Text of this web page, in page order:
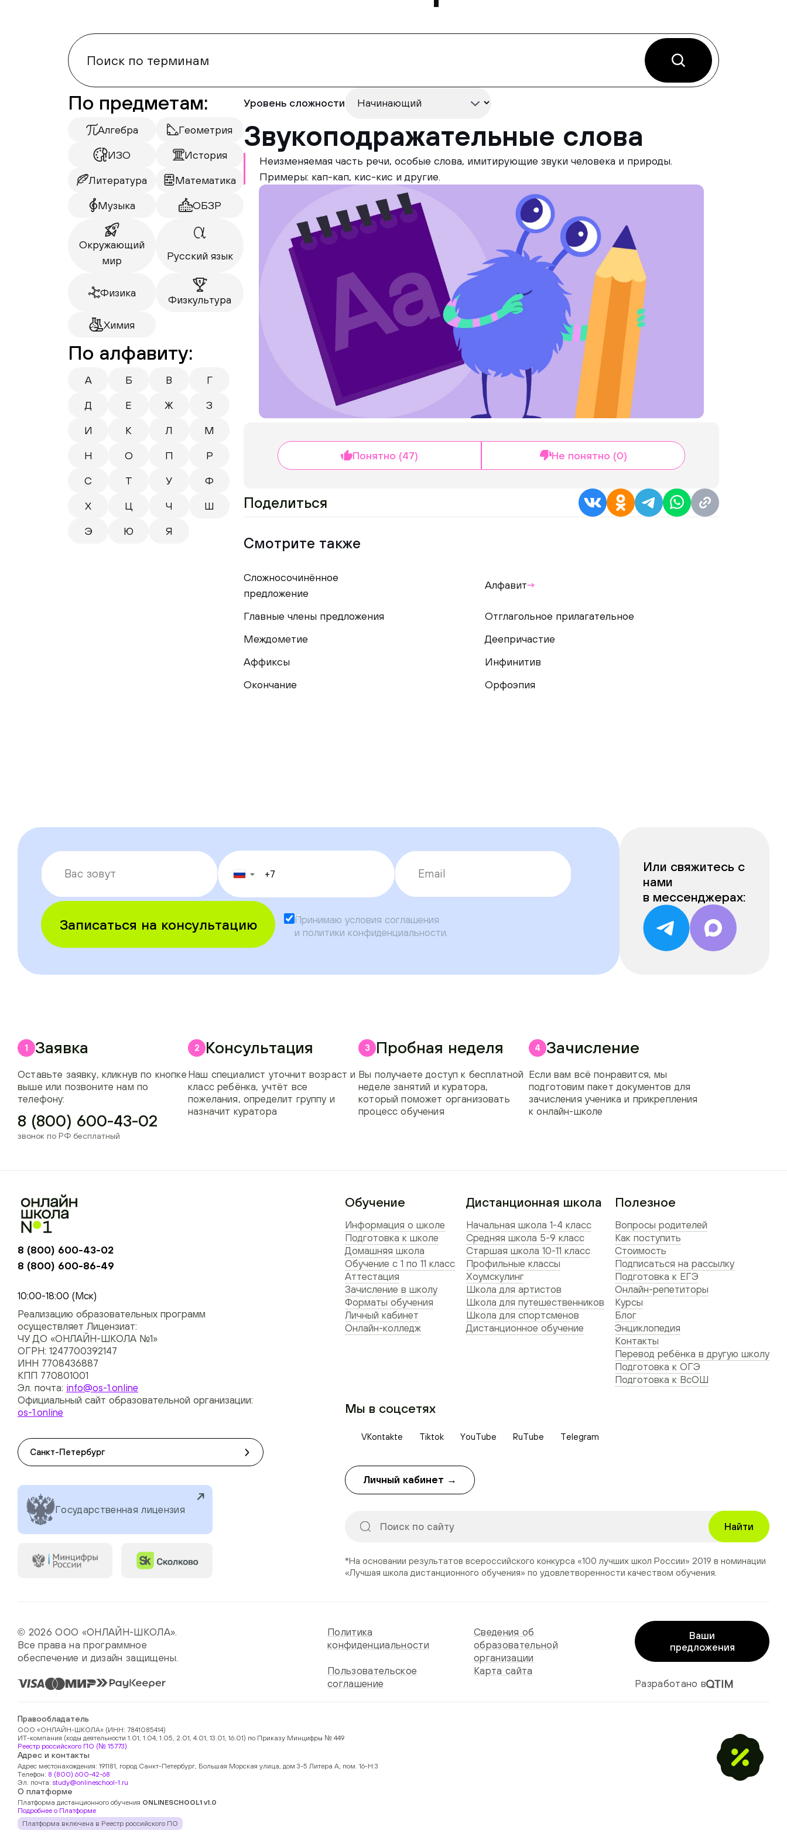
По предметам:
Алгебра Геометрия
ИЗО История
Литература Математика
Музыка ОБЗР
Окружающий
мир
Русский язык
Физика
Физкультура
Химия
По алфавиту:
А Б В Г
Д Е Ж З
И К Л М
Н О П Р
С Т У Ф
Х Ц Ч Ш
Э Ю Я
Уровень сложности
Звукоподражательные слова
Неизменяемая часть речи, особые слова, имитирующие звуки человека и природы.
Примеры: кап-кап, кис-кис и другие.
Понятно (47) Не понятно (0)
Поделиться
Смотрите также
Сложносочинённое
предложение
Алфавит
Главные члены предложения
Отглагольное прилагательное
Междометие
Деепричастие
Аффиксы
Инфинитив
Окончание
Орфоэпия
▼
Записаться на консультацию Принимаю условия соглашения
и политики конфиденциальности
Или свяжитесь с
нами
в мессенджерах:
1 Заявка
Оставьте заявку, кликнув по кнопке
выше или позвоните нам по
телефону:
8 (800) 600-43-02
звонок по РФ бесплатный
2 Консультация
Наш специалист уточнит возраст и
класс ребёнка, учтёт все
пожелания, определит группу и
назначит куратора
3 Пробная неделя
Вы получаете доступ к бесплатной
неделе занятий и куратора,
который поможет организовать
процесс обучения
4 Зачисление
Если вам всё понравится, мы
подготовим пакет документов для
зачисления ученика и прикрепления
к онлайн-школе
8 (800) 600-43-02
8 (800) 600-86-49
10:00-18:00 (Мск)
Реализацию образовательных программ
осуществляет Лицензиат:
ЧУ ДО «ОНЛАЙН-ШКОЛА №1»
ОГРН: 1247700392147
ИНН 7708436887
КПП 770801001
Эл. почта: info@os-1.online
Официальный сайт образовательной организации:
os-1.online
Санкт-Петербург
Государственная лицензия
Обучение
Информация о школе
Подготовка к школе
Домашняя школа
Обучение с 1 по 11 класс
Аттестация
Зачисление в школу
Форматы обучения
Личный кабинет
Онлайн-колледж
Полезное
Вопросы родителей
Как поступить
Стоимость
Подписаться на рассылку
Подготовка к ЕГЭ
Онлайн-репетиторы
Курсы
Блог
Энциклопедия
Контакты
Перевод ребёнка в другую школу
Подготовка к ОГЭ
Подготовка к ВсОШ
Дистанционная школа
Начальная школа 1-4 класс
Средняя школа 5-9 класс
Старшая школа 10-11 класс
Профильные классы
Хоумскулинг
Школа для артистов
Школа для путешественников
Школа для спортсменов
Дистанционное обучение
Мы в соцсетях
VKontakte Tiktok YouTube RuTube Telegram
Личный кабинет →
Найти
*На основании результатов всероссийского конкурса «100 лучших школ России» 2019 в номинации
«Лучшая школа дистанционного обучения» по удовлетворенности качеством обучения.
© 2026 ООО «ОНЛАЙН-ШКОЛА».
Все права на программное
обеспечение и дизайн защищены.
Политика
конфиденциальности
Сведения об
образовательной
организации
Пользовательское
соглашение
Карта сайта
Ваши
предложения
Разработано в
Правообладатель
ООО «ОНЛАЙН-ШКОЛА» (ИНН: 7841085414)
ИТ-компания (коды деятельности 1.01, 1.04, 1.05, 2.01, 4.01, 13.01, 16.01) по Приказу Минцифры № 449
Реестр российского ПО (№ 15773)
Адрес и контакты
Адрес местонахождения: 191181, город Санкт-Петербург, Большая Морская улица, дом 3-5 Литера А, пом. 16-Н:3
Телефон: 8 (800) 600-42-68
Эл. почта: study@onlineschool-1.ru
О платформе
Платформа дистанционного обучения ONLINESCHOOL1 v1.0
Подробнее о Платформе
Платформа включена в Реестр российского ПО